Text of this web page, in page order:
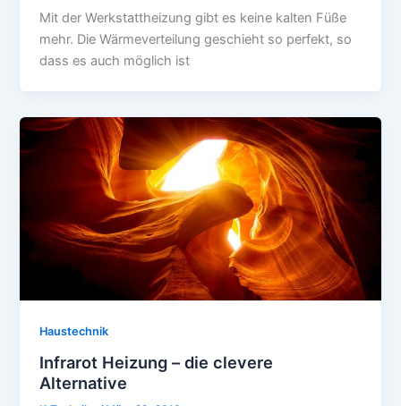
Mit der Werkstattheizung gibt es keine kalten Füße
mehr. Die Wärmeverteilung geschieht so perfekt, so
dass es auch möglich ist
Haustechnik
Infrarot Heizung – die clevere
Alternative